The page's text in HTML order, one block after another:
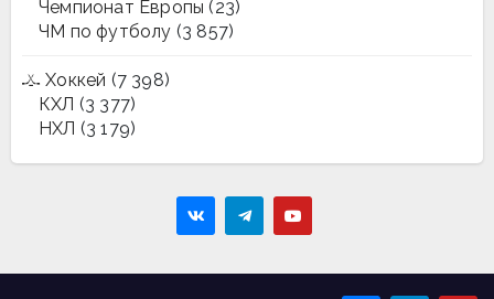
Чемпионат Европы (23)
ЧМ по футболу (3 857)
Хоккей (7 398)
КХЛ (3 377)
НХЛ (3 179)